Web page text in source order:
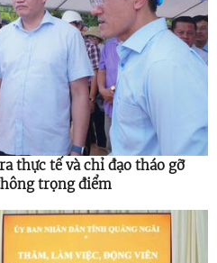
thực tế và chỉ đạo tháo gỡ
trọng điểm